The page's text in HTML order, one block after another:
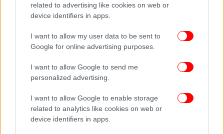
related to advertising like cookies on web or
device identifiers in apps.
I want to allow my user data to be sent to
Google for online advertising purposes.
I want to allow Google to send me
personalized advertising.
I want to allow Google to enable storage
related to analytics like cookies on web or
device identifiers in apps.